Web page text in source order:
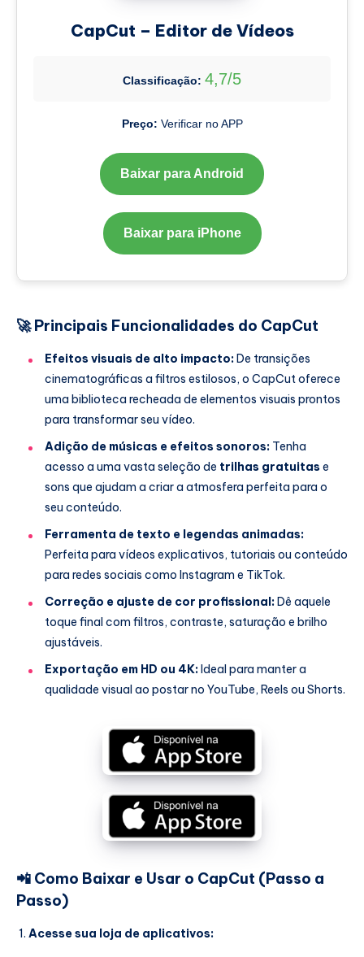
CapCut – Editor de Vídeos
Classificação: 4,7/5
Preço: Verificar no APP
Baixar para Android
Baixar para iPhone
🚀Principais Funcionalidades do CapCut
Efeitos visuais de alto impacto:De transições
cinematográficas a filtros estilosos, o CapCut oferece
uma biblioteca recheada de elementos visuais prontos
para transformar seu vídeo.
Adição de músicas e efeitos sonoros: Tenha
acesso a uma vasta seleção de trilhas gratuitas e
sons que ajudam a criar a atmosfera perfeita para o
seu conteúdo.
Ferramenta de texto e legendas animadas:
Perfeita para vídeos explicativos, tutoriais ou conteúdo
para redes sociais como Instagram e TikTok.
Correção e ajuste de cor profissional:Dê aquele
toque final com filtros, contraste, saturação e brilho
ajustáveis.
Exportação em HD ou 4K:Ideal para manter a
qualidade visual ao postar no YouTube, Reels ou Shorts.
📲 Como Baixar e Usar o CapCut (Passo a
Passo)
Acesse sua loja de aplicativos: